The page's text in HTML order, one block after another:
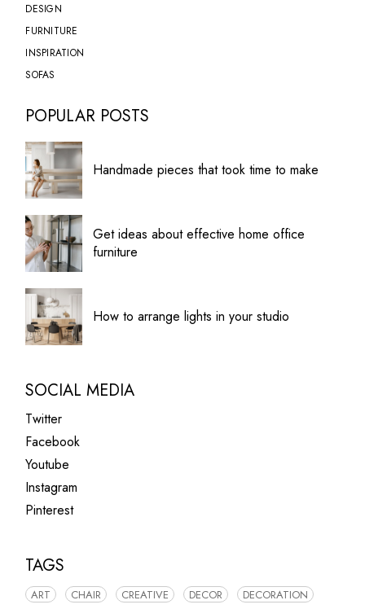
DESIGN
FURNITURE
INSPIRATION
SOFAS
POPULAR POSTS
Handmade pieces that took time to make
Get ideas about effective home office
furniture
How to arrange lights in your studio
SOCIAL MEDIA
Twitter
Facebook
Youtube
Instagram
Pinterest
TAGS
ART CHAIR CREATIVE DECOR
DECORATION